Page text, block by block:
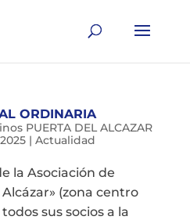
ORDINARIA
PUERTA DEL ALCAZAR
| Actualidad
la Asociación de
(zona centro
sus socios a la